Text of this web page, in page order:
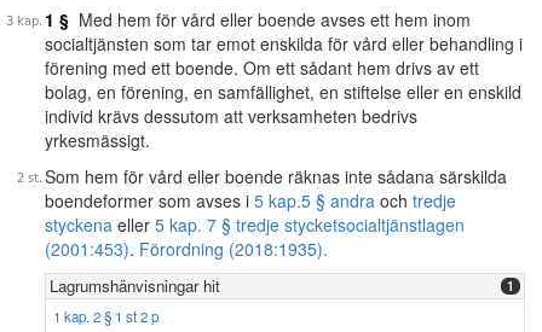
1 § Med hem för vård eller boende avses ett hem inom
socialtjänsten som tar emot enskilda för vård eller behandling i
förening med ett boende. Om ett sådant hem drivs av ett
bolag, en förening, en samfällighet, en stiftelse eller en enskild
individ krävs dessutom att verksamheten bedrivs
yrkesmässigt.
Som hem för vård eller boende räknas inte sådana särskilda
boendeformer som avses i 5 kap.5 § andra och tredje
styckena eller 5 kap. 7 § tredje stycketsocialtjänstlagen
(2001:453). Förordning (2018:1935).
Lagrumshänvisningar hit 1
1 kap. 2 § 1 st 2 p